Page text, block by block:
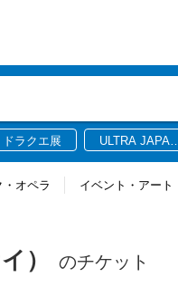
ドラクエ展
ULTRA JAPAN
・オペラ イベント・アート
） のチケット